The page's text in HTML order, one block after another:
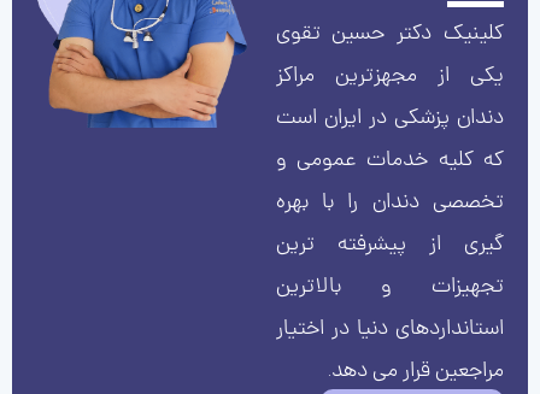
کلینیک دکتر حسین تقوی
یکی از مجهزترین مراکز
دندان پزشکی در ایران است
که کلیه خدمات عمومی و
تخصصی دندان را با بهره
گیری از پیشرفته ترین
تجهیزات و بالاترین
استانداردهای دنیا در اختیار
مراجعین قرار می دهد.